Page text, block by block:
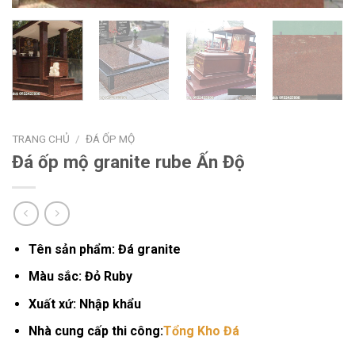
TRANG CHỦ / ĐÁ ỐP MỘ
Đá ốp mộ granite rube Ấn Độ
Tên sản phẩm:Đá granite
Màu sắc: Đỏ Ruby
Xuất xứ:Nhập khẩu
Nhà cung cấp thi công:Tổng Kho Đá